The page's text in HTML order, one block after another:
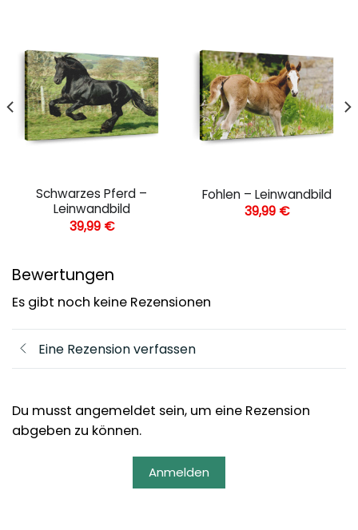
Schwarzes Pferd –
Leinwandbild
39,99 €
Fohlen – Leinwandbild
39,99 €
Bewertungen
Es gibt noch keine Rezensionen
Eine Rezension verfassen
Du musst angemeldet sein, um eine Rezension
abgeben zu können.
Anmelden